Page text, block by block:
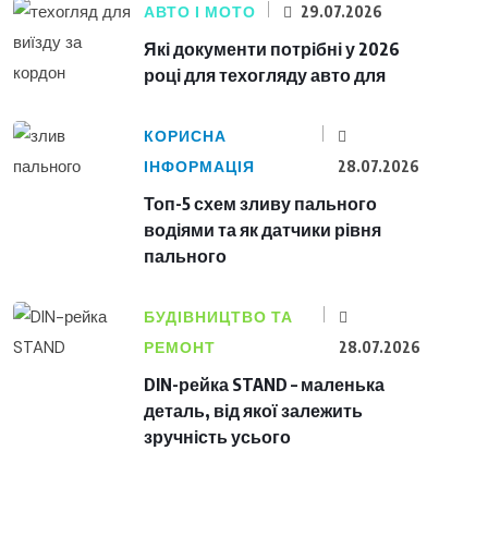
АВТО І МОТО 29.07.2026
Які документи потрібні у 2026
році для техогляду авто для
КОРИСНА
ІНФОРМАЦІЯ
28.07.2026
Топ-5 схем зливу пального
водіями та як датчики рівня
пального
БУДІВНИЦТВО ТА
РЕМОНТ
28.07.2026
DIN-рейка STAND – маленька
деталь, від якої залежить
зручність усього